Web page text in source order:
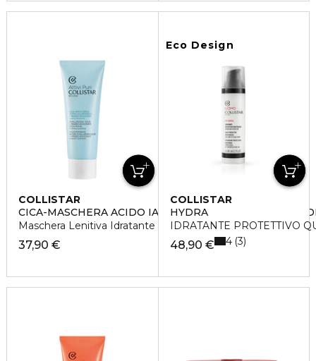
COLLISTAR
CICA-MASCHERA ACIDO IALURONICO +
Maschera Lenitiva Idratante
37,90 €
Eco Design
COLLISTAR
HYDRA
IDRATANTE PROTETTIVO
48,90 € 4 3